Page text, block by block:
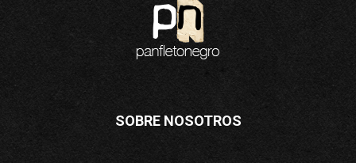
SOBRE NOSOTROS